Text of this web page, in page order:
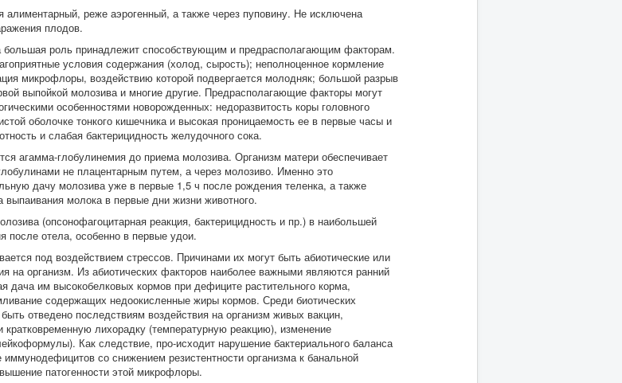
алиментарный, реже аэрогенный, а также через пуповину. Не исключена
плодов.
большая роль принадлежит способствующим и предрасполагающим факторам.
условия содержания (холод, сырость); неполноценное кормление
микрофлоры, воздействию которой подвергается молодняк; большой разрыв
выпойкой молозива и многие другие. Предрасполагающие факторы могут
особенностями новорожденных: недоразвитость коры головного
оболочке тонкого кишечника и высокая проницаемость ее в первые часы и
и слабая бактерицидность желудочного сока.
агамма-глобулинемия до приема молозива. Организм матери обеспечивает
не плацентарным путем, а через молозиво. Именно это
дачу молозива уже в первые 1,5 ч после рождения теленка, а также
молока в первые дни жизни животного.
(опсонофагоцитарная реакция, бактерицидность и пр.) в наибольшей
после отела, особенно в первые удои.
под воздействием стрессов. Причинами их могут быть абиотические или
на организм. Из абиотических факторов наиболее важными являются ранний
дача им высокобелковых кормов при дефиците растительного корма,
содержащих недоокисленные жиры кормов. Среди биотических
отведено последствиям воздействия на организм живых вакцин,
лихорадку (температурную реакцию), изменение
Как следствие, про-исходит нарушение бактериального баланса
со снижением резистентности организма к банальной
патогенности этой микрофлоры.